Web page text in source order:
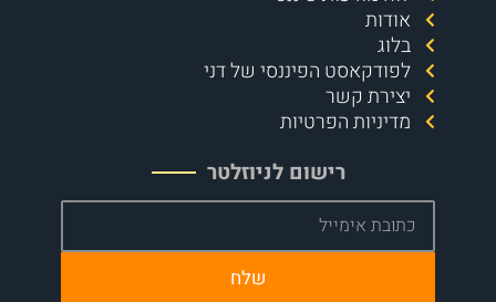
אודות
בלוג
לפודקאסט הפיננסי של דני
יצירת קשר
מדיניות הפרטיות
רישום לניוזלטר
שלח